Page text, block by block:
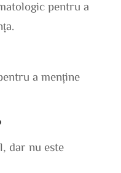
pentru a
a menține
dar nu este